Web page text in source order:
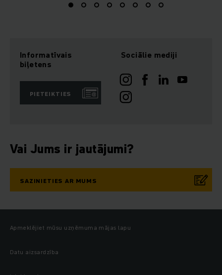
Informatīvais
biļetens
PIETEIKTIES
Sociālie mediji
Vai Jums ir jautājumi?
SAZINIETIES AR MUMS
Apmeklējiet mūsu uzņēmuma mājas lapu
Datu aizsardzība